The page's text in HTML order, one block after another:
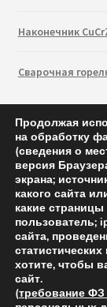
Наконечник
Сварочная
Abicor Binzel
Продолжая
на обработку
(сведения о
версия
экрана;
какого сайта
какие
пользователь;
сайта,
хотите, чтобы
сайт.
(требование ФЗ